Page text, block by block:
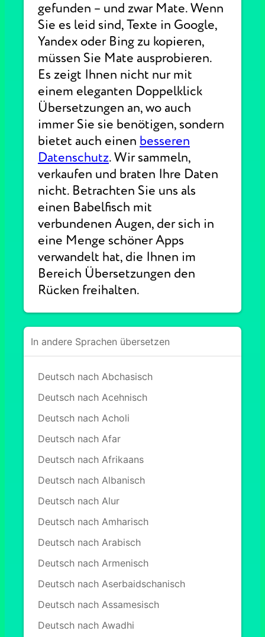
gefunden – und zwar Mate. Wenn
Sie es leid sind, Texte in Google,
Yandex oder Bing zu kopieren,
müssen Sie Mate ausprobieren.
Es zeigt Ihnen nicht nur mit
einem eleganten Doppelklick
Übersetzungen an, wo auch
immer Sie sie benötigen, sondern
bietet auch einen besseren
Datenschutz. Wir sammeln,
verkaufen und braten Ihre Daten
nicht. Betrachten Sie uns als
einen Babelfisch mit
verbundenen Augen, der sich in
eine Menge schöner Apps
verwandelt hat, die Ihnen im
Bereich Übersetzungen den
Rücken freihalten.
In andere Sprachen übersetzen
Deutsch nach Abchasisch
Deutsch nach Acehnisch
Deutsch nach Acholi
Deutsch nach Afar
Deutsch nach Afrikaans
Deutsch nach Albanisch
Deutsch nach Alur
Deutsch nach Amharisch
Deutsch nach Arabisch
Deutsch nach Armenisch
Deutsch nach Aserbaidschanisch
Deutsch nach Assamesisch
Deutsch nach Awadhi